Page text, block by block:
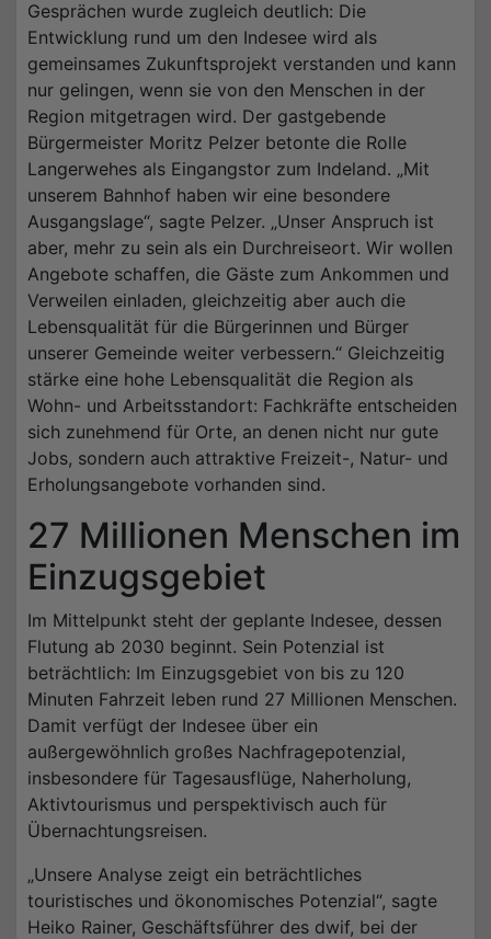
Gesprächen wurde zugleich deutlich: Die
Entwicklung rund um den Indesee wird als
gemeinsames Zukunftsprojekt verstanden und kann
nur gelingen, wenn sie von den Menschen in der
Region mitgetragen wird. Der gastgebende
Bürgermeister Moritz Pelzer betonte die Rolle
Langerwehes als Eingangstor zum Indeland. „Mit
unserem Bahnhof haben wir eine besondere
Ausgangslage“, sagte Pelzer. „Unser Anspruch ist
aber, mehr zu sein als ein Durchreiseort. Wir wollen
Angebote schaffen, die Gäste zum Ankommen und
Verweilen einladen, gleichzeitig aber auch die
Lebensqualität für die Bürgerinnen und Bürger
unserer Gemeinde weiter verbessern.“ Gleichzeitig
stärke eine hohe Lebensqualität die Region als
Wohn- und Arbeitsstandort: Fachkräfte entscheiden
sich zunehmend für Orte, an denen nicht nur gute
Jobs, sondern auch attraktive Freizeit-, Natur- und
Erholungsangebote vorhanden sind.
27 Millionen Menschen im
Einzugsgebiet
Im Mittelpunkt steht der geplante Indesee, dessen
Flutung ab 2030 beginnt. Sein Potenzial ist
beträchtlich: Im Einzugsgebiet von bis zu 120
Minuten Fahrzeit leben rund 27 Millionen Menschen.
Damit verfügt der Indesee über ein
außergewöhnlich großes Nachfragepotenzial,
insbesondere für Tagesausflüge, Naherholung,
Aktivtourismus und perspektivisch auch für
Übernachtungsreisen.
„Unsere Analyse zeigt ein beträchtliches
touristisches und ökonomisches Potenzial“, sagte
Heiko Rainer, Geschäftsführer des dwif, bei der